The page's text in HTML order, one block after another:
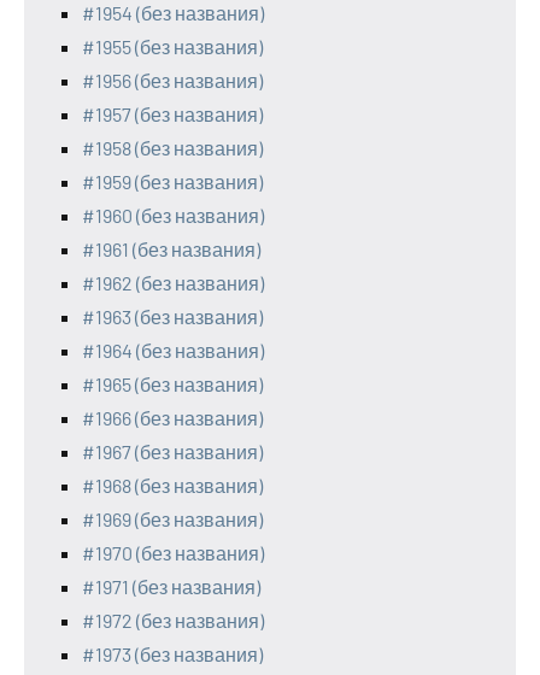
#1954 (без названия)
#1955 (без названия)
#1956 (без названия)
#1957 (без названия)
#1958 (без названия)
#1959 (без названия)
#1960 (без названия)
#1961 (без названия)
#1962 (без названия)
#1963 (без названия)
#1964 (без названия)
#1965 (без названия)
#1966 (без названия)
#1967 (без названия)
#1968 (без названия)
#1969 (без названия)
#1970 (без названия)
#1971 (без названия)
#1972 (без названия)
#1973 (без названия)